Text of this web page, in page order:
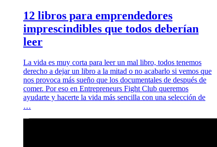
12 libros para emprendedores
imprescindibles que todos deberían
leer
La vida es muy corta para leer un mal libro, todos tenemos
derecho a dejar un libro a la mitad o no acabarlo si vemos que
nos provoca más sueño que los documentales de después de
comer. Por eso en Entrepreneurs Fight Club queremos
ayudarte y hacerte la vida más sencilla con una selección de
…